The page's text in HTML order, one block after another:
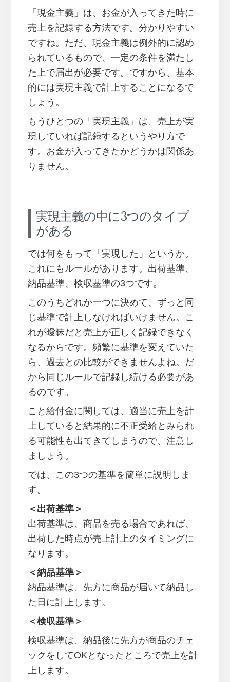
「現金主義」は、お金が入ってきた時に
売上を記録する方法です。分かりやすい
ですね。ただ、現金主義は例外的に認め
られているもので、一定の条件を満たし
た上で届出が必要です。ですから、基本
的には実現主義で計上することになるで
しょう。
もうひとつの「実現主義」は、売上が実
現していれば記録するというやり方で
す。お金が入ってきたかどうかは関係あ
りません。
実現主義の中に3つのタイプ
がある
では何をもって「実現した」というか。
これにもルールがあります。出荷基準、
納品基準、検収基準の3つです。
このうちどれか一つに決めて、ずっと同
じ基準で計上しなければいけません。こ
れが曖昧だと売上が正しく記録できなく
なるからです。頻繁に基準を変えていた
ら、過去との比較ができませんよね。だ
から同じルールで記録し続ける必要があ
るのです。
こと給付金に関しては、適当に売上を計
上していると結果的に不正受給とみられ
る可能性も出てきてしまうので、注意し
ましょう。
では、この3つの基準を簡単に説明しま
す。
＜出荷基準＞
出荷基準は、商品を売る場合であれば、
出荷した時点が売上計上のタイミングに
なります。
＜納品基準＞
納品基準は、先方に商品が届いて納品し
た日に計上します。
＜検収基準＞
検収基準は、納品後に先方が商品のチェ
ックをしてOKとなったところで売上を計
上します。